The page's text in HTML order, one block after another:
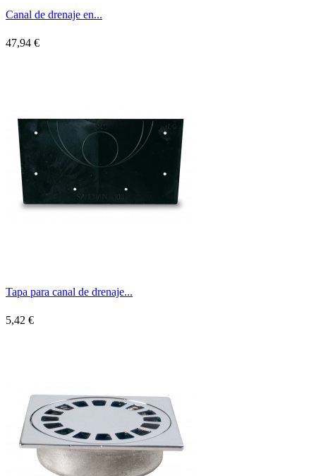
Canal de drenaje en...
47,94 €
Tapa para canal de drenaje...
5,42 €